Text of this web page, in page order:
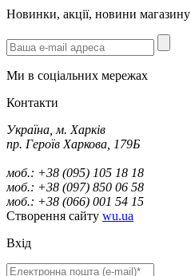
Новинки, акції, новини магазину
Ми в соціальних мережах
Контакти
Україна, м. Харків
пр. Героїв Харкова, 179Б
моб.: +38 (095) 105 18 18
моб.: +38 (097) 850 06 58
моб.: +38 (066) 001 54 15
Створення сайту wu.ua
Вхід